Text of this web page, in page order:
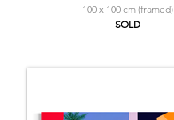
100 x 100 cm (framed)
SOLD